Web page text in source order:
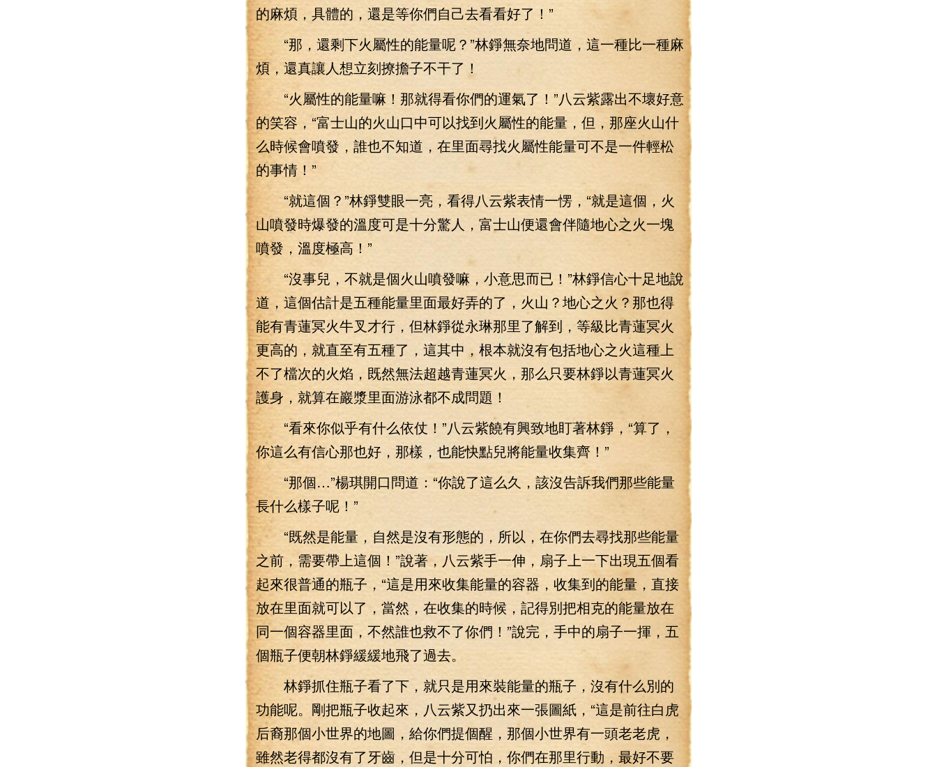
的麻煩，具體的，還是等你們自己去看看好了！”
“那，還剩下火屬性的能量呢？”林錚無奈地問道，這一種比一種麻
煩，還真讓人想立刻撩擔子不干了！
“火屬性的能量嘛！那就得看你們的運氣了！”八云紫露出不壞好意
的笑容，“富士山的火山口中可以找到火屬性的能量，但，那座火山什
么時候會噴發，誰也不知道，在里面尋找火屬性能量可不是一件輕松
的事情！”
“就這個？”林錚雙眼一亮，看得八云紫表情一愣，“就是這個，火
山噴發時爆發的溫度可是十分驚人，富士山便還會伴隨地心之火一塊
噴發，溫度極高！”
“沒事兒，不就是個火山噴發嘛，小意思而已！”林錚信心十足地說
道，這個估計是五種能量里面最好弄的了，火山？地心之火？那也得
能有青蓮冥火牛叉才行，但林錚從永琳那里了解到，等級比青蓮冥火
更高的，就直至有五種了，這其中，根本就沒有包括地心之火這種上
不了檔次的火焰，既然無法超越青蓮冥火，那么只要林錚以青蓮冥火
護身，就算在巖漿里面游泳都不成問題！
“看來你似乎有什么依仗！”八云紫饒有興致地盯著林錚，“算了，
你這么有信心那也好，那樣，也能快點兒將能量收集齊！”
“那個…”楊琪開口問道：“你說了這么久，該沒告訴我們那些能量
長什么樣子呢！”
“既然是能量，自然是沒有形態的，所以，在你們去尋找那些能量
之前，需要帶上這個！”說著，八云紫手一伸，扇子上一下出現五個看
起來很普通的瓶子，“這是用來收集能量的容器，收集到的能量，直接
放在里面就可以了，當然，在收集的時候，記得別把相克的能量放在
同一個容器里面，不然誰也救不了你們！”說完，手中的扇子一揮，五
個瓶子便朝林錚緩緩地飛了過去。
林錚抓住瓶子看了下，就只是用來裝能量的瓶子，沒有什么別的
功能呢。剛把瓶子收起來，八云紫又扔出來一張圖紙，“這是前往白虎
后裔那個小世界的地圖，給你們提個醒，那個小世界有一頭老老虎，
雖然老得都沒有了牙齒，但是十分可怕，你們在那里行動，最好不要